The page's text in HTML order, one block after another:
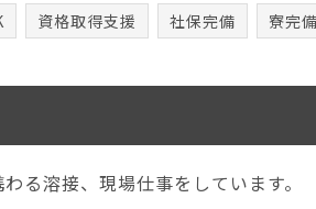
資格取得支援 社保完備 寮完
る溶接、現場仕事をしています。